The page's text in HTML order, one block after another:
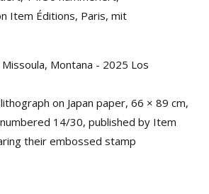
Item Éditions, Paris, mit
Montana - 2025 Los
on Japan paper, 66 × 89 cm,
14/30, published by Item
their embossed stamp